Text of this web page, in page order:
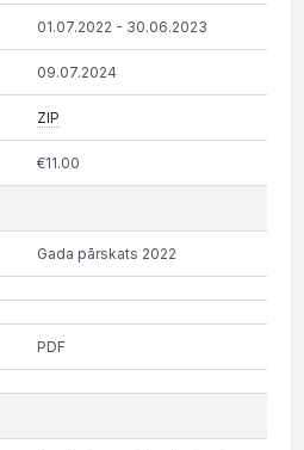
01.07.2022 - 30.06.2023
09.07.2024
ZIP
€11.00
Gada pārskats 2022
PDF